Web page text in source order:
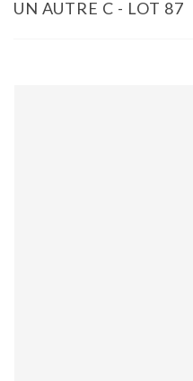
UN AUTRE C - LOT 87